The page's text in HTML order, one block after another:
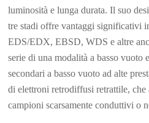
luminosità e lunga durata. Il suo
tre stadi offre vantaggi significativi
EDS/EDX, EBSD, WDS e altre
serie di una modalità a basso vuoto
secondari a basso vuoto ad alte
di elettroni retrodiffusi retrattile, che
campioni scarsamente conduttivi o